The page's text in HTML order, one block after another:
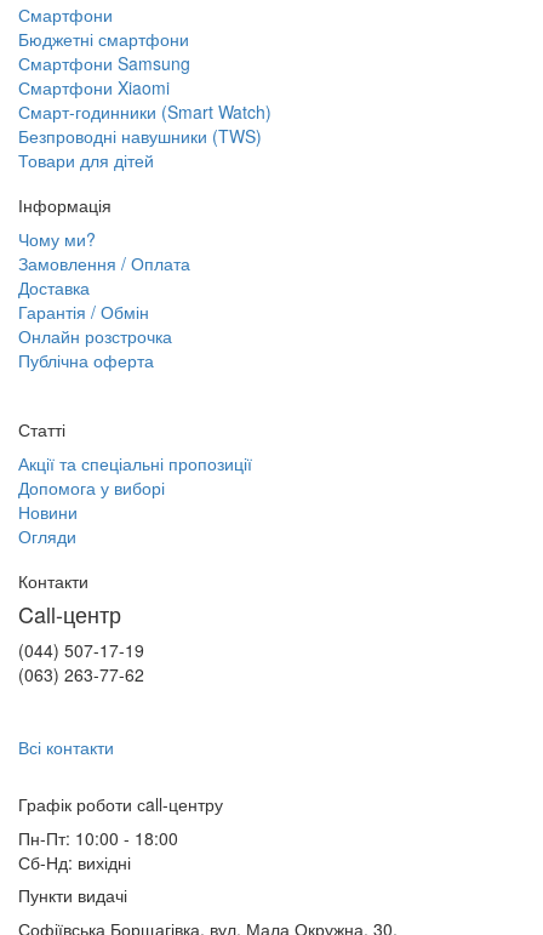
Смартфони
Бюджетні смартфони
Смартфони Samsung
Смартфони Xiaomi
Смарт-годинники (Smart Watch)
Безпроводні навушники (TWS)
Товари для дітей
Інформація
Чому ми?
Замовлення / Оплата
Доставка
Гарантія / Обмін
Онлайн розстрочка
Публічна оферта
Статті
Акції та спеціальні пропозиції
Допомога у виборі
Новини
Огляди
Контакти
Call-центр
(044) 507-17-19
(063) 263-77-62
Всі контакти
Графік роботи сall-центру
Пн-Пт: 10:00 - 18:00
Сб-Нд: вихідні
Пункти видачі
Софіївська Борщагівка, вул. Мала Окружна, 30,